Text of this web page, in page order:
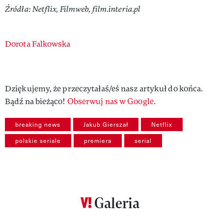
Źródła: Netflix, Filmweb, film.interia.pl
Authors
Dorota Falkowska
Dziękujemy, że przeczytałaś/eś nasz artykuł do końca.
Bądź na bieżąco! Obserwuj nas w Google.
breaking news Jakub Gierszał Netflix
polskie seriale premiera serial
Galeria